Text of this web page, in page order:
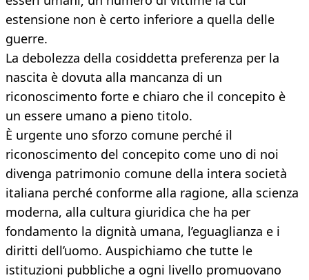
estensione non è certo inferiore a quella delle
guerre.
La debolezza della cosiddetta preferenza per la
nascita è dovuta alla mancanza di un
riconoscimento forte e chiaro che il concepito è
un essere umano a pieno titolo.
È urgente uno sforzo comune perché il
riconoscimento del concepito come uno di noi
divenga patrimonio comune della intera società
italiana perché conforme alla ragione, alla scienza
moderna, alla cultura giuridica che ha per
fondamento la dignità umana, l’eguaglianza e i
diritti dell’uomo. Auspichiamo che tutte le
istituzioni pubbliche a ogni livello promuovano